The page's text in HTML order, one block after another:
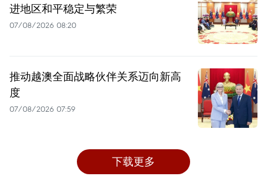
进地区和平稳定与繁荣
07/08/2026 08:20
推动越澳全面战略伙伴关系迈向新高
度
07/08/2026 07:59
下载更多